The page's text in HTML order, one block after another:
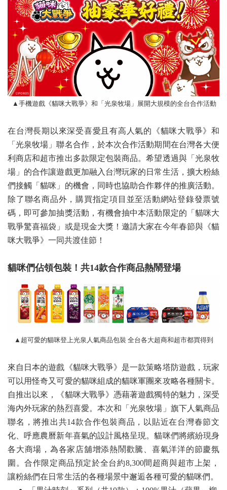
▲手機遊戲《貓咪大戰爭》和「光泉牧場」展開大規模的全台合作活動
在台灣長期以來深受喜愛且有高人氣的《貓咪大戰爭》和
「光泉牧場」聯名合作，於本次合作活動期間在台灣各大便
利商店和超市推出多款限定包裝商品。希望透過與「光泉牧
場」的合作讓遊戲更加融入台灣玩家的日常生活，擴大粉絲
們接觸「貓咪」的機會，同時也協助合作夥伴的推廣活動。
除了聯名商品外，購買指定項目並至活動網站登錄發票號
碼，即可參加抽獎活動，有機會抽中本活動限定的「貓咪大
戰爭驚喜福袋」或是現金大獎！邀請大家在今年春節與《貓
咪大戰爭》一同共渡佳節！
貓咪們佔領包裝！共14款合作商品熱鬧登場
▲ 超可愛的貓咪登上光泉人氣商品包裝 全台各大超商和超市都買得到
來自日本的遊戲《貓咪大戰爭》是一款策略塔防遊戲，玩家
可以用怪奇又可愛的貓咪組成的貓咪軍團來攻略各種關卡。
自推出以來，《貓咪大戰爭》憑藉著遊戲獨特的魅力，深受
海內外玩家的熱烈喜愛。本次和「光泉牧場」旗下人氣商品
聯名，將推出共14款合作包裝商品，以貼近在台灣春節文
化、呼應農曆新年喜氣的設計風格呈現。貓咪們將繽紛現身
各大商場，為各家店舖增添熱鬧歡騰、喜氣洋洋的節慶氛
圍。合作限定商品預定於全台約8,300間超商與超市上架，
讓粉絲們在日常生活的各種場景中邂逅各種可愛的貓咪們。